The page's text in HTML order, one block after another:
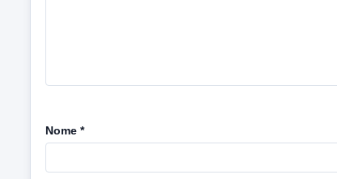
Nome *